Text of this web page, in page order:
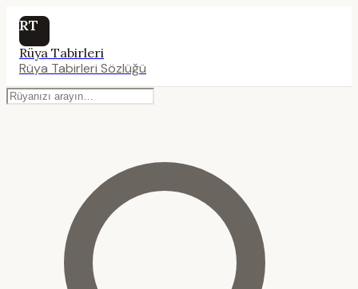
RT
Rüya Tabirleri
Rüya Tabirleri Sözlüğü